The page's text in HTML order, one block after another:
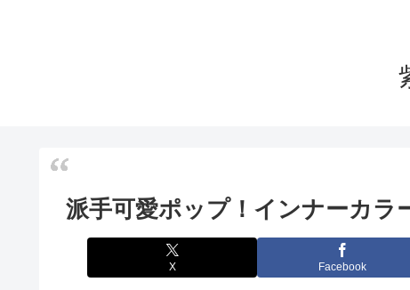
派手可愛ポップ！インナーカラ
X Facebook